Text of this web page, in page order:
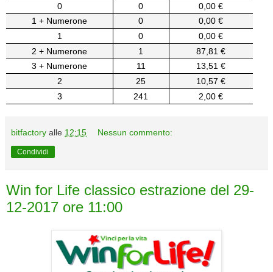
0
0
0,00 €
1 + Numerone
0
0,00 €
1
0
0,00 €
2 + Numerone
1
87,81 €
3 + Numerone
11
13,51 €
2
25
10,57 €
3
241 2,00 €
bitfactory alle 12:15 Nessun commento:
Condividi
Win for Life classico estrazione del 29-
12-2017 ore 11:00